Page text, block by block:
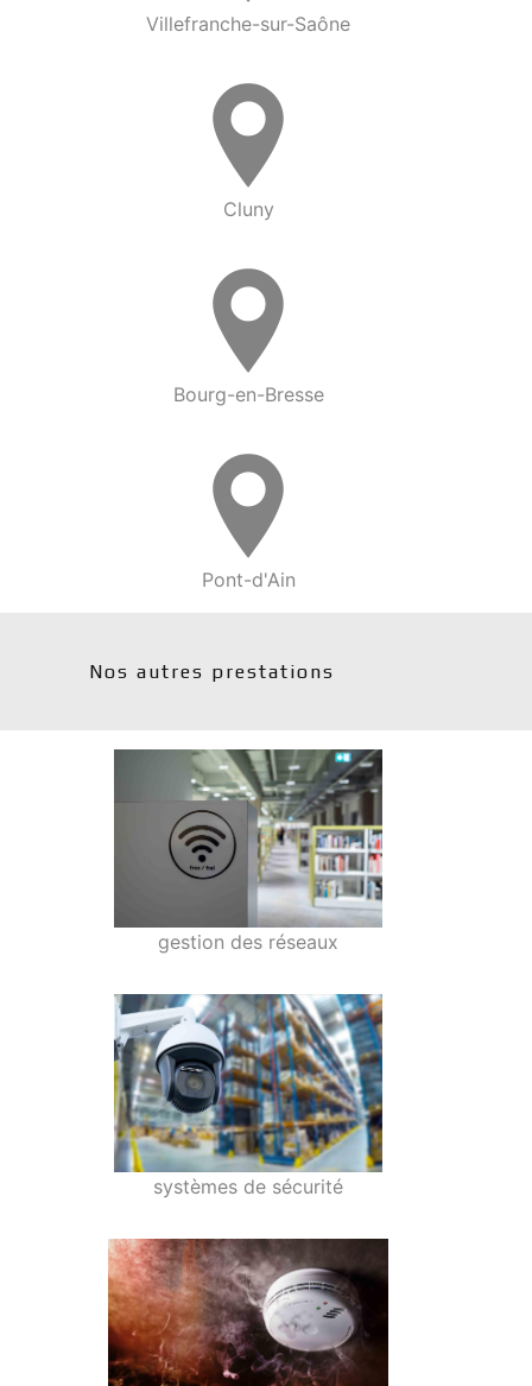
Villefranche-sur-Saône
Cluny
Bourg-en-Bresse
Pont-d'Ain
Nos autres prestations
gestion des réseaux
systèmes de sécurité